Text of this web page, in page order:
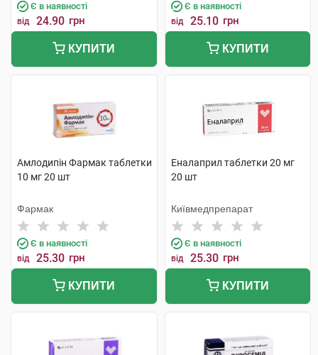
Є в наявності
від 24.90 грн
КУПИТИ
Є в наявності
від 25.10 грн
КУПИТИ
Амлодипін Фармак таблетки
10 мг 20 шт
Фармак
Є в наявності
від 25.30 грн
КУПИТИ
Еналаприл таблетки 20 мг
20 шт
Київмедпрепарат
Є в наявності
від 25.30 грн
КУПИТИ